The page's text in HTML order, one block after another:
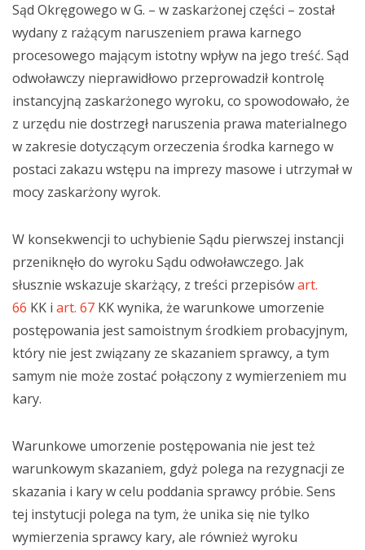
Sąd Okręgowego w G. – w zaskarżonej części – został
wydany z rażącym naruszeniem prawa karnego
procesowego mającym istotny wpływ na jego treść. Sąd
odwoławczy nieprawidłowo przeprowadził kontrolę
instancyjną zaskarżonego wyroku, co spowodowało, że
z urzędu nie dostrzegł naruszenia prawa materialnego
w zakresie dotyczącym orzeczenia środka karnego w
postaci zakazu wstępu na imprezy masowe i utrzymał w
mocy zaskarżony wyrok.
W konsekwencji to uchybienie Sądu pierwszej instancji
przeniknęło do wyroku Sądu odwoławczego. Jak
słusznie wskazuje skarżący, z treści przepisówart.
66 KK i art. 67 KK wynika, że warunkowe umorzenie
postępowania jest samoistnym środkiem probacyjnym,
który nie jest związany ze skazaniem sprawcy, a tym
samym nie może zostać połączony z wymierzeniem mu
kary.
Warunkowe umorzenie postępowania nie jest też
warunkowym skazaniem, gdyż polega na rezygnacji ze
skazania i kary w celu poddania sprawcy próbie. Sens
tej instytucji polega na tym, że unika się nie tylko
wymierzenia sprawcy kary, ale również wyroku